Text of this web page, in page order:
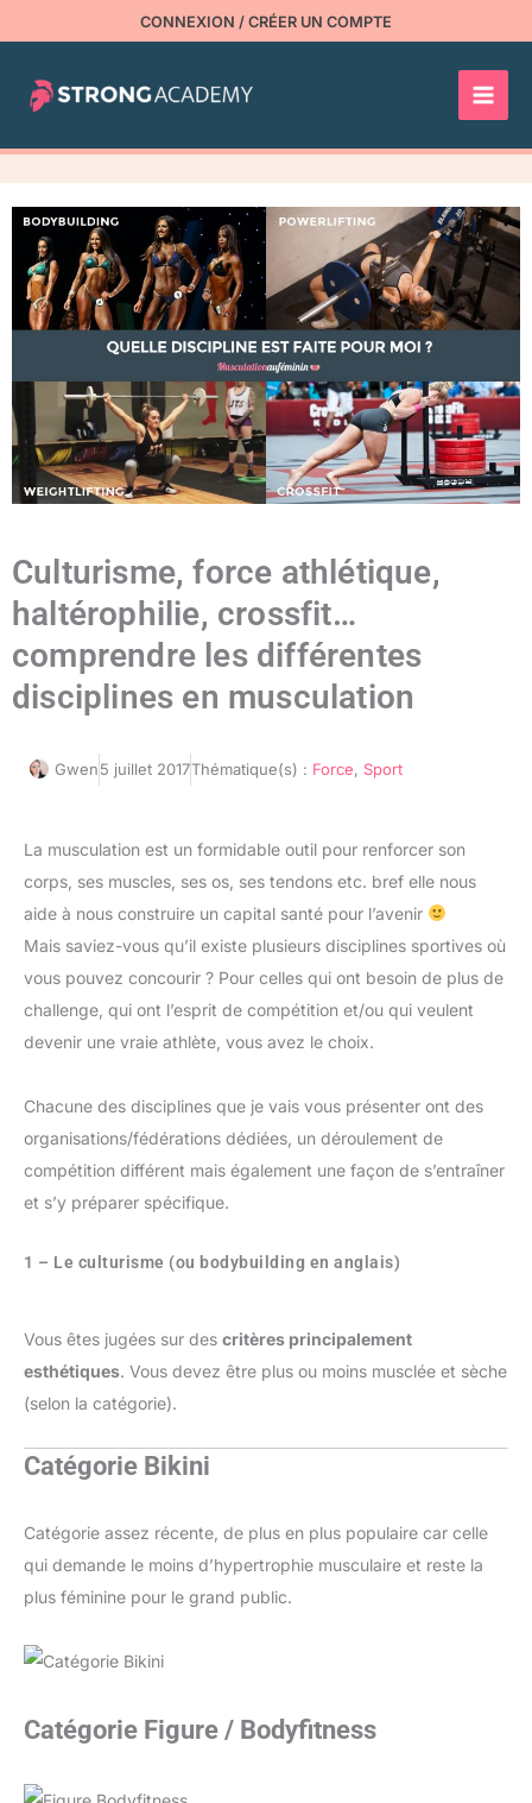
au
contenu
CONNEXION / CRÉER UN COMPTE
Culturisme, force athlétique,
haltérophilie, crossfit…
comprendre les différentes
disciplines en musculation
Gwen5 juillet 2017Thématique(s) : Force, Sport
La musculation est un formidable outil pour renforcer son
corps, ses muscles, ses os, ses tendons etc. bref elle nous
aide à nous construire un capital santé pour l’avenir
Mais saviez-vous qu’il existe plusieurs disciplines sportives où
vous pouvez concourir ? Pour celles qui ont besoin de plus de
challenge, qui ont l’esprit de compétition et/ou qui veulent
devenir une vraie athlète, vous avez le choix.
Chacune des disciplines que je vais vous présenter ont des
organisations/fédérations dédiées, un déroulement de
compétition différent mais également une façon de s’entraîner
et s’y préparer spécifique.
1 – Le culturisme (ou bodybuilding en anglais)
Vous êtes jugées sur des critères principalement
esthétiques. Vous devez être plus ou moins musclée et sèche
(selon la catégorie).
Catégorie Bikini
Catégorie assez récente, de plus en plus populaire car celle
qui demande le moins d’hypertrophie musculaire et reste la
plus féminine pour le grand public.
Catégorie Figure / Bodyfitness